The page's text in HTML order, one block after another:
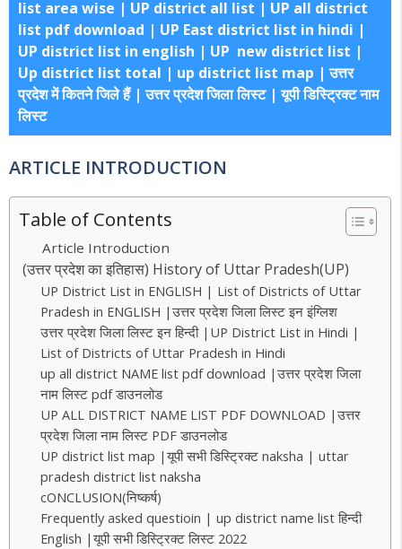
list area wise | UP district all list | UP all district
list pdf download | UP East district list in hindi |
UP district list in english | UP new district list |
Up district list total | up district list map | उत्तर
प्रदेश में कितने जिले हैं | उत्तर प्रदेश जिला लिस्ट | यूपी डिस्ट्रिक्ट नाम
लिस्ट
ARTICLE INTRODUCTION
Table of Contents
Article Introduction
(उत्तर प्रदेश का इतिहास) History of Uttar Pradesh(UP)
UP District List in ENGLISH | List of Districts of Uttar
Pradesh in ENGLISH |उत्तर प्रदेश जिला लिस्ट इन इंग्लिश
उत्तर प्रदेश जिला लिस्ट इन हिन्दी |UP District List in Hindi |
List of Districts of Uttar Pradesh in Hindi
up all district NAME list pdf download |उत्तर प्रदेश जिला
नाम लिस्ट pdf डाउनलोड
UP ALL DISTRICT NAME LIST PDF DOWNLOAD |उत्तर
प्रदेश जिला नाम लिस्ट PDF डाउनलोड
UP district list map |यूपी सभी डिस्ट्रिक्ट naksha | uttar
pradesh district list naksha
cONCLUSION(निष्कर्ष)
Frequently asked questioin | up district name list हिन्दी
English |यूपी सभी डिस्ट्रिक्ट लिस्ट 2022